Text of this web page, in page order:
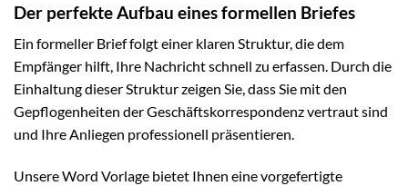
Der perfekte Aufbau eines formellen Briefes
Ein formeller Brief folgt einer klaren Struktur, die dem
Empfänger hilft, Ihre Nachricht schnell zu erfassen. Durch die
Einhaltung dieser Struktur zeigen Sie, dass Sie mit den
Gepflogenheiten der Geschäftskorrespondenz vertraut sind
und Ihre Anliegen professionell präsentieren.
Unsere Word Vorlage bietet Ihnen eine vorgefertigte